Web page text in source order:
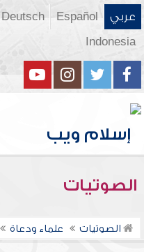
عربي Español
Deutsch
Indonesia
الصوتيات
الصوتيات علماء ودعاة